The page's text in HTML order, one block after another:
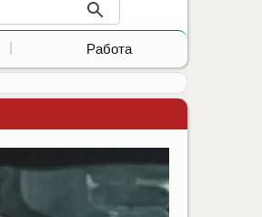
Работа